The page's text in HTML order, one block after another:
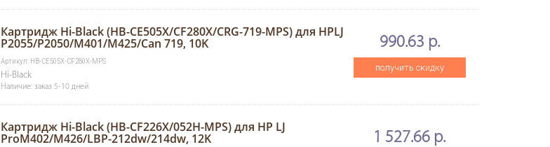
Картридж Hi-Black (HB-CE505X/CF280X/CRG-719-MPS) для HPLJ
P2055/P2050/M401/M425/Can 719, 10K
Артикул: HB-CE505X-CF280X-MPS
Hi-Black
Наличие: заказ 5-10 дней
990.63 р.
получить скидку
Картридж Hi-Black (HB-CF226X/052H-MPS) для HP LJ
ProM402/M426/LBP-212dw/214dw, 12K 1 527.66 р.